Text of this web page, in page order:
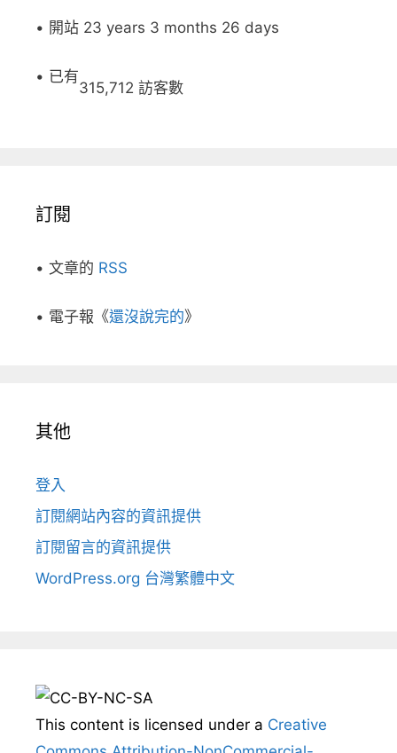
• 開站 23 years 3 months 26 days
• 已有
315,712 訪客數
訂閱
• 文章的 RSS
• 電子報《還沒說完的》
其他
登入
訂閱網站內容的資訊提供
訂閱留言的資訊提供
WordPress.org 台灣繁體中文
This content is licensed under a Creative